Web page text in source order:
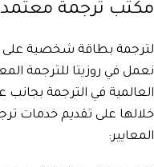
مكتب ترجمة معتمد
لترجمة بطاقة شخصية على
نعمل في روزيتا للترجمة
العالمية في الترجمة بجانب
خلالها على تقديم خدمات
المعايير: